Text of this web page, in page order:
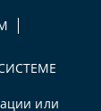
или